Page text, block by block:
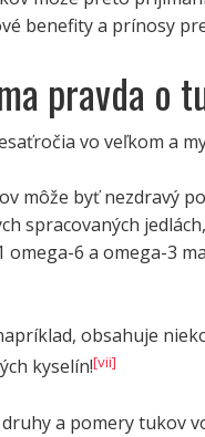
benefity a prínosy
pravda o
vo veľkom a
môže byť nezdravý
spracovaných
omega-6 a omega-3
obsahuje
kyselín![vii]
a pomery tukov